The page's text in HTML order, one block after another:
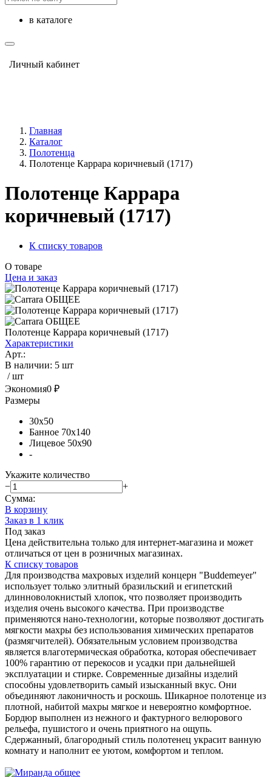
в каталоге
Личный кабинет
Главная
Каталог
Полотенца
Полотенце Каррара коричневый (1717)
Полотенце Каррара
коричневый (1717)
К списку товаров
О товаре
Цена и заказ
Полотенце Каррара коричневый (1717)
Характеристики
Арт.:
В наличии: 5 шт
/ шт
Экономия0 ₽
Размеры
30х50
Банное 70х140
Лицевое 50х90
-
Укажите количество
−
+
Сумма:
В корзину
Заказ в 1 клик
Под заказ
Цена действительна только для интернет-магазина и может
отличаться от цен в розничных магазинах.
К списку товаров
Для производства махровых изделий концерн "Buddemeyer"
использует только элитный бразильский и египетский
длинноволокнистый хлопок, что позволяет производить
изделия очень высокого качества. При производстве
применяются нано-технологии, которые позволяют достигать
мягкости махры без использования химических препаратов
(размягчителей). Обязательным условием производства
является влаготермическая обработка, которая обеспечивает
100% гарантию от перекосов и усадки при дальнейшей
эксплуатации и стирке. Современные дизайны изделий
способны удовлетворить самый изысканный вкус. Они
объединяют лаконичность и роскошь. Шикарное полотенце из
плотной, набитой махры мягкое и невероятно комфортное.
Бордюр выполнен из нежного и фактурного велюрового
рельефа, пушистого и очень приятного на ощупь.
Сдержанный, благородный стиль полотенец украсит ванную
комнату и наполнит ее уютом, комфортом и теплом.